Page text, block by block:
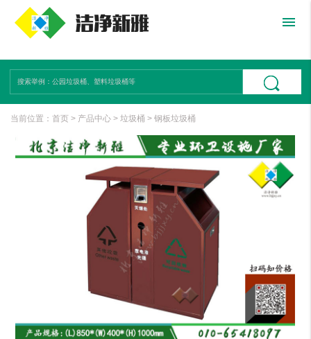
menu
当前位置： 首页> 产品中心> 垃圾桶 > 钢板垃圾桶